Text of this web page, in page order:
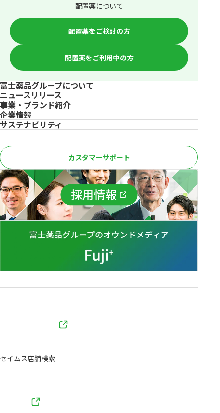
配置薬について
配置薬をご検討の方
配置薬をご利用中の方
富士薬品グループについて
ニュースリリース
事業・ブランド紹介
企業情報
サステナビリティ
カスタマーサポート
セイムス店舗検索